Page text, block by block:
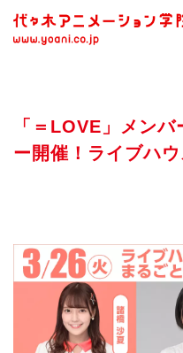
パンフレット取り寄せ
大学部
代アニ概要
「＝LOVE」メン
ー開催！ライブハ